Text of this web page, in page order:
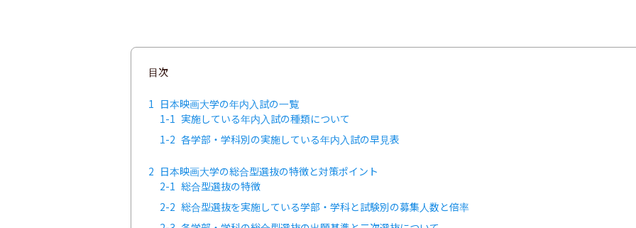
目次
1 日本映画大学の年内入試の一覧
1-1 実施している年内入試の種類について
1-2 各学部・学科別の実施している年内入試の早見表
2 日本映画大学の総合型選抜の特徴と対策ポイント
2-1 総合型選抜の特徴
2-2 総合型選抜を実施している学部・学科と試験別の募集人数と倍率